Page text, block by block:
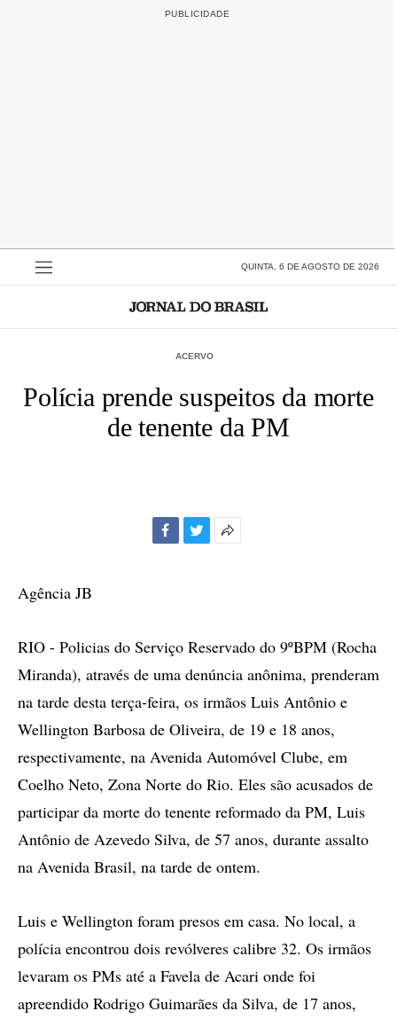
QUINTA, 6 DE AGOSTO DE 2026
ACERVO
Polícia prende suspeitos da morte
de tenente da PM
Agência JB
RIO - Policias do Serviço Reservado do 9ºBPM (Rocha
Miranda), através de uma denúncia anônima, prenderam
na tarde desta terça-feira, os irmãos Luis Antônio e
Wellington Barbosa de Oliveira, de 19 e 18 anos,
respectivamente, na Avenida Automóvel Clube, em
Coelho Neto, Zona Norte do Rio. Eles são acusados de
participar da morte do tenente reformado da PM, Luis
Antônio de Azevedo Silva, de 57 anos, durante assalto
na Avenida Brasil, na tarde de ontem.
Luis e Wellington foram presos em casa. No local, a
polícia encontrou dois revólveres calibre 32. Os irmãos
levaram os PMs até a Favela de Acari onde foi
apreendido Rodrigo Guimarães da Silva, de 17 anos,